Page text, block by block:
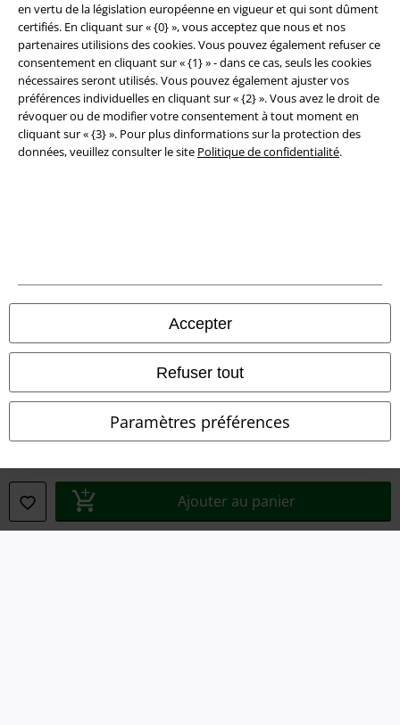
en vertu de la législation européenne en vigueur et qui sont dûment
certifiés. En cliquant sur « {0} », vous acceptez que nous et nos
partenaires utilisions des cookies. Vous pouvez également refuser ce
consentement en cliquant sur « {1} » - dans ce cas, seuls les cookies
nécessaires seront utilisés. Vous pouvez également ajuster vos
préférences individuelles en cliquant sur « {2} ». Vous avez le droit de
révoquer ou de modifier votre consentement à tout moment en
cliquant sur « {3} ». Pour plus dinformations sur la protection des
données, veuillez consulter le site Politique de confidentialité.
Accepter
Refuser tout
Paramètres préférences
Ajouter au panier
Sécurité
Légal
Conditions générales
Éditeur
Clauses de confidentialité
Élimination des déchets et protection de l'environnement
Déclaration de Conformité
Informations sur l'accessibilité